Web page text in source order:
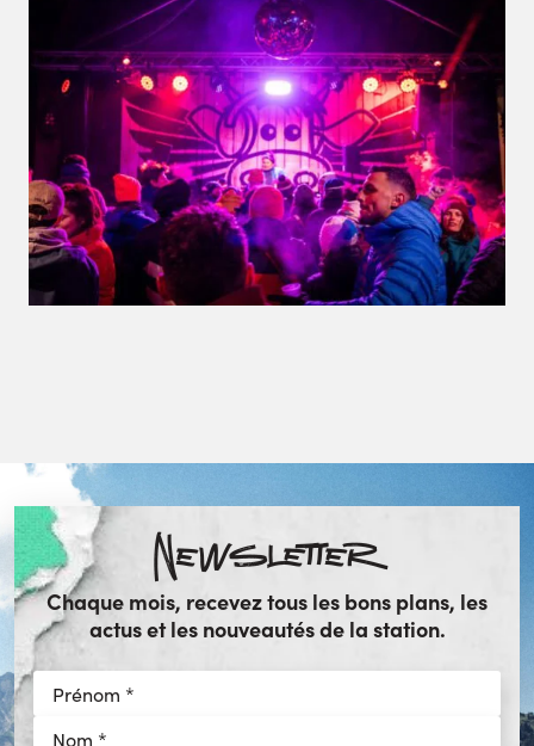
Newsletter
Chaque mois, recevez tous les bons plans, les
actus et les nouveautés de la station.